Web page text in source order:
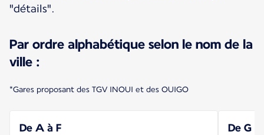
"détails".
Par ordre alphabétique selon le nom de la
ville :
*Gares proposant des TGV INOUI et des OUIGO
De A à F De G à